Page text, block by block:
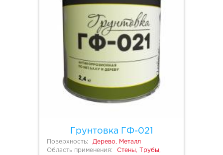
Грунтовка ГФ-021
Поверхность:
Дерево, Металл
Область применения:
Стены, Трубы,